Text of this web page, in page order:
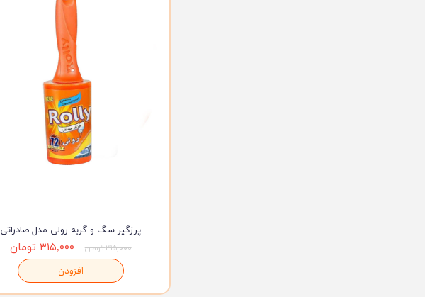
پرزگیر سگ و گربه رولی مدل صادراتی
۳۱۵,۰۰۰ تومان
۳۱۵,۰۰۰ تومان
افزودن